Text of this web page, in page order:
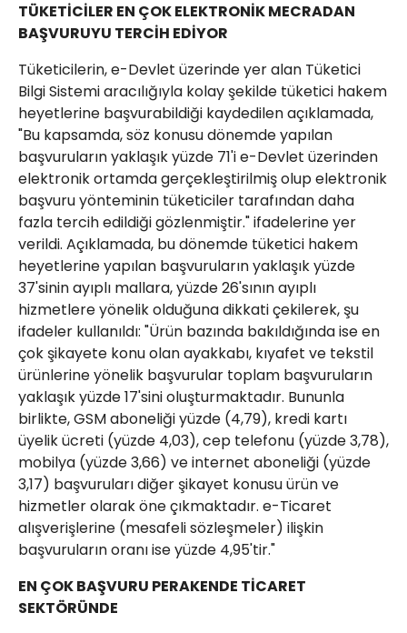
TÜKETİCİLER EN ÇOK ELEKTRONİK MECRADAN
BAŞVURUYU TERCİH EDİYOR
Tüketicilerin, e-Devlet üzerinde yer alan Tüketici
Bilgi Sistemi aracılığıyla kolay şekilde tüketici hakem
heyetlerine başvurabildiği kaydedilen açıklamada,
"Bu kapsamda, söz konusu dönemde yapılan
başvuruların yaklaşık yüzde 71'i e-Devlet üzerinden
elektronik ortamda gerçekleştirilmiş olup elektronik
başvuru yönteminin tüketiciler tarafından daha
fazla tercih edildiği gözlenmiştir." ifadelerine yer
verildi. Açıklamada, bu dönemde tüketici hakem
heyetlerine yapılan başvuruların yaklaşık yüzde
37'sinin ayıplı mallara, yüzde 26'sının ayıplı
hizmetlere yönelik olduğuna dikkati çekilerek, şu
ifadeler kullanıldı: "Ürün bazında bakıldığında ise en
çok şikayete konu olan ayakkabı, kıyafet ve tekstil
ürünlerine yönelik başvurular toplam başvuruların
yaklaşık yüzde 17'sini oluşturmaktadır. Bununla
birlikte, GSM aboneliği yüzde (4,79), kredi kartı
üyelik ücreti (yüzde 4,03), cep telefonu (yüzde 3,78),
mobilya (yüzde 3,66) ve internet aboneliği (yüzde
3,17) başvuruları diğer şikayet konusu ürün ve
hizmetler olarak öne çıkmaktadır. e-Ticaret
alışverişlerine (mesafeli sözleşmeler) ilişkin
başvuruların oranı ise yüzde 4,95'tir."
EN ÇOK BAŞVURU PERAKENDE TİCARET
SEKTÖRÜNDE